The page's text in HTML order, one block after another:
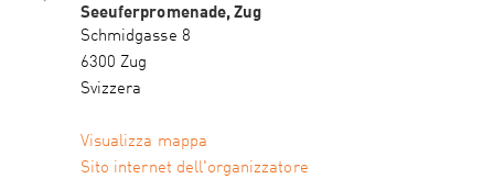
Seeuferpromenade, Zug
Schmidgasse 8
6300 Zug
Svizzera
Visualizza mappa
Sito internet dell'organizzatore